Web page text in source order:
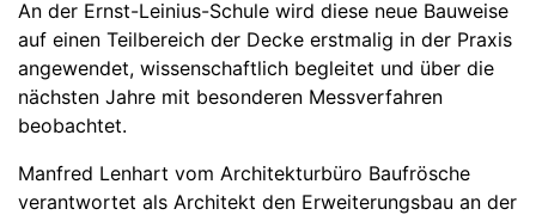
An der Ernst-Leinius-Schule wird diese neue Bauweise
auf einen Teilbereich der Decke erstmalig in der Praxis
angewendet, wissenschaftlich begleitet und über die
nächsten Jahre mit besonderen Messverfahren
beobachtet.
Manfred Lenhart vom Architekturbüro Baufrösche
verantwortet als Architekt den Erweiterungsbau an der